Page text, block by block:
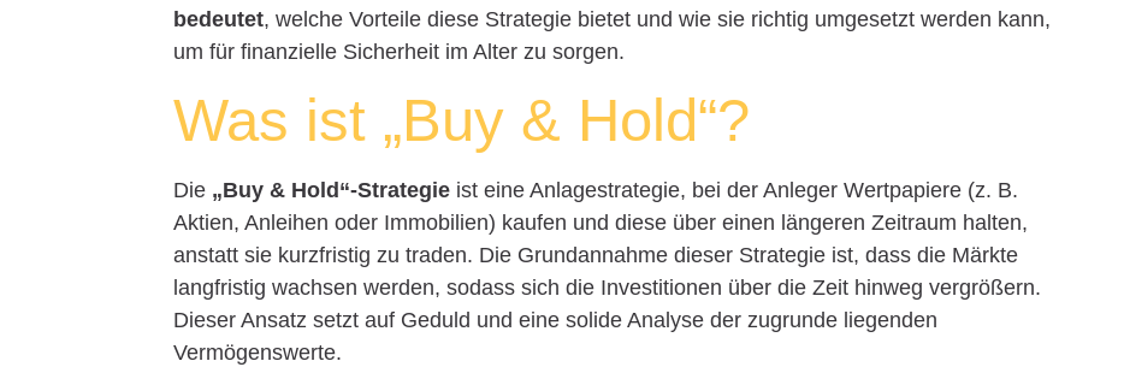
bedeutet, welche Vorteile diese Strategie bietet und wie sie richtig umgesetzt werden kann,
um für finanzielle Sicherheit im Alter zu sorgen.
Was ist „Buy & Hold“?
Die „Buy & Hold“-Strategie ist eine Anlagestrategie, bei der Anleger Wertpapiere (z. B.
Aktien, Anleihen oder Immobilien) kaufen und diese über einen längeren Zeitraum halten,
anstatt sie kurzfristig zu traden. Die Grundannahme dieser Strategie ist, dass die Märkte
langfristig wachsen werden, sodass sich die Investitionen über die Zeit hinweg vergrößern.
Dieser Ansatz setzt auf Geduld und eine solide Analyse der zugrunde liegenden
Vermögenswerte.